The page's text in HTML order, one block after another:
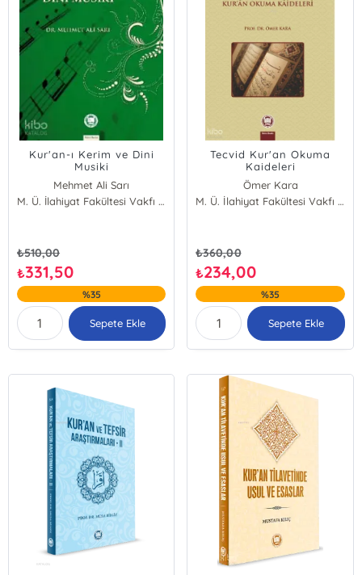
Kur'an-ı Kerim ve Dini
Musiki
Mehmet Ali Sarı
M. Ü. İlahiyat Fakültesi Vakfı Yayınları
₺510,00
₺331,50
%35
Sepete Ekle
Tecvid Kur'an Okuma
Kaideleri
Ömer Kara
M. Ü. İlahiyat Fakültesi Vakfı Yayınları
₺360,00
₺234,00
%35
Sepete Ekle